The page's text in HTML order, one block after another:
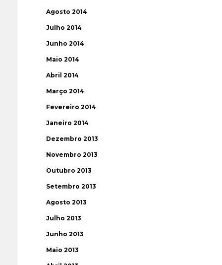
Agosto 2014
Julho 2014
Junho 2014
Maio 2014
Abril 2014
Março 2014
Fevereiro 2014
Janeiro 2014
Dezembro 2013
Novembro 2013
Outubro 2013
Setembro 2013
Agosto 2013
Julho 2013
Junho 2013
Maio 2013